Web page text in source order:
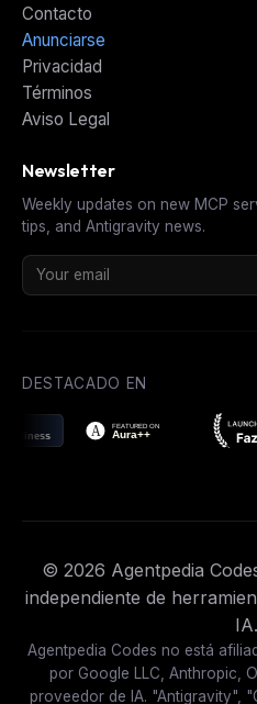
Contacto
Anunciarse
Privacidad
Términos
Aviso Legal
Newsletter
Weekly updates on new MCP
tips, and Antigravity news.
DESTACADO EN
© 2026 Agentpedia
independiente de
IA.
Agentpedia Codes no está
por Google LLC, Anthropic,
proveedor de IA. "Antigravity",